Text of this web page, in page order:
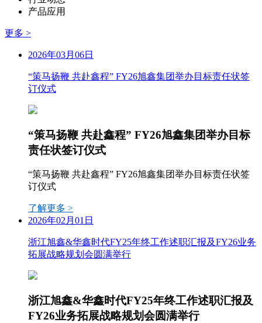
产品应用
更多 >
2026年03月06日
“策马扬鞭 共赴鑫程” FY26旭鑫集团举办目标责任状签
订仪式
“策马扬鞭 共赴鑫程” FY26旭鑫集团举办目标
责任状签订仪式
“策马扬鞭 共赴鑫程” FY26旭鑫集团举办目标责任状签
订仪式
了解更多 >
2026年02月01日
浙江旭鑫&华鑫时代FY25年终工作述职汇报及FY26业务
拓展战略规划会圆满举行
浙江旭鑫&华鑫时代FY25年终工作述职汇报及
FY26业务拓展战略规划会圆满举行